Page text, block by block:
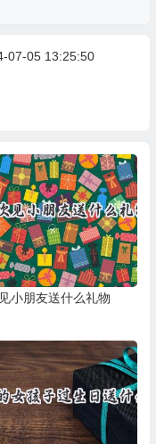
07-05 13:25:50
小朋友送什么礼物